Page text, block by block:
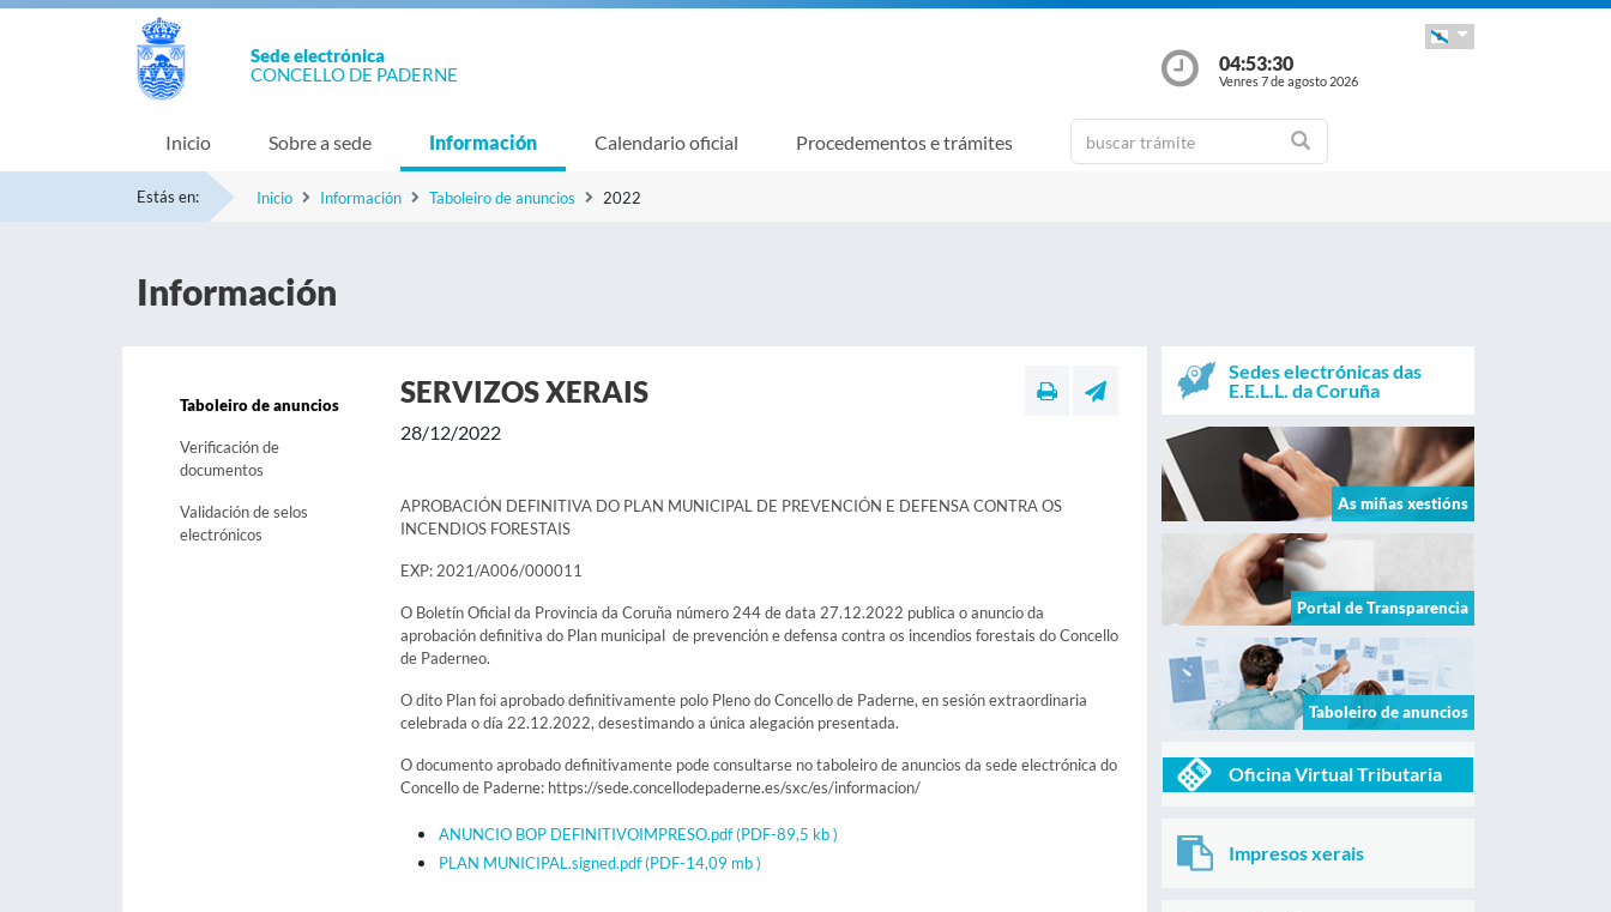
Sede electrónica
CONCELLO DE PADERNE
04:53:31
Venres 7 de agosto 2026
Inicio Sobre a sede Información Calendario oficial Procedementos e trámites
Estás en: Inicio Información Taboleiro de anuncios 2022
Información
Taboleiro de anuncios
Verificación de
documentos
Validación de selos
electrónicos
SERVIZOS XERAIS
28/12/2022
APROBACIÓN DEFINITIVA DO PLAN MUNICIPAL DE PREVENCIÓN E DEFENSA CONTRA OS
INCENDIOS FORESTAIS
EXP: 2021/A006/000011
O Boletín Oficial da Provincia da Coruña número 244 de data 27.12.2022 publica o anuncio da
aprobación definitiva do Plan municipal de prevención e defensa contra os incendios forestais do Concello
de Paderneo.
O dito Plan foi aprobado definitivamente polo Pleno do Concello de Paderne, en sesión extraordinaria
celebrada o día 22.12.2022, desestimando a única alegación presentada.
O documento aprobado definitivamente pode consultarse no taboleiro de anuncios da sede electrónica do
Concello de Paderne: https://sede.concellodepaderne.es/sxc/es/informacion/
ANUNCIO BOP DEFINITIVOIMPRESO.pdf(PDF-89,5 kb )
PLAN MUNICIPAL.signed.pdf(PDF-14,09 mb )
Sedes electrónicas das
E.E.L.L. da Coruña
As miñas xestións
Portal de Transparencia
Taboleiro de anuncios
Oficina Virtual Tributaria
Impresos xerais